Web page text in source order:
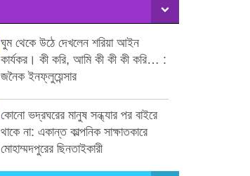
ঘুম থেকে উঠে দেখলেন শরিয়া আইন
কার্যকর। কী করি, আমি কী কী কী করি… :
জনৈক ইনফ্লুয়েন্সার
কোনো ভদ্রঘরের মানুষ সন্ধ্যার পর বাইরে
থাকে না: একান্ত কাল্পনিক সাক্ষাতকারে
মোহাম্মদপুরের ছিনতাইকারী